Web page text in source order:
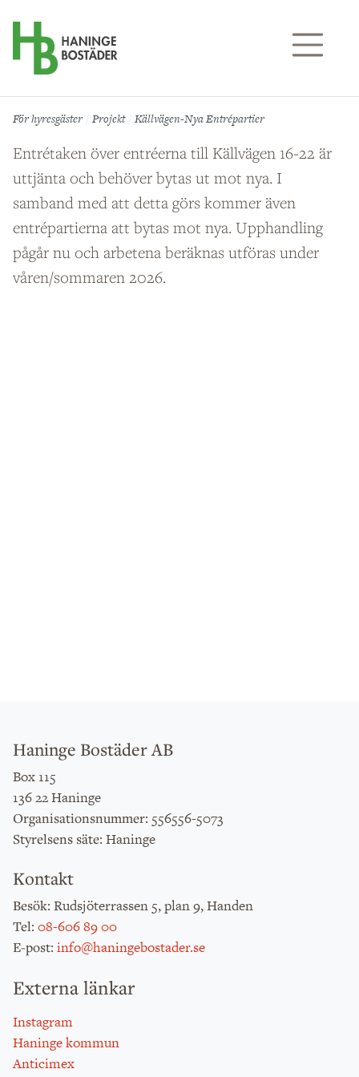
För hyresgäster Projekt Källvägen-Nya Entrépartier
Entrétaken över entréerna till Källvägen 16-22 är
uttjänta och behöver bytas ut mot nya. I
samband med att detta görs kommer även
entrépartierna att bytas mot nya. Upphandling
pågår nu och arbetena beräknas utföras under
våren/sommaren 2026.
Haninge Bostäder AB
Box 115
136 22 Haninge
Organisationsnummer: 556556-5073
Styrelsens säte: Haninge
Kontakt
Besök: Rudsjöterrassen 5, plan 9, Handen
Tel: 08-606 89 00
E-post: info@haningebostader.se
Externa länkar
Instagram
Haninge kommun
Anticimex